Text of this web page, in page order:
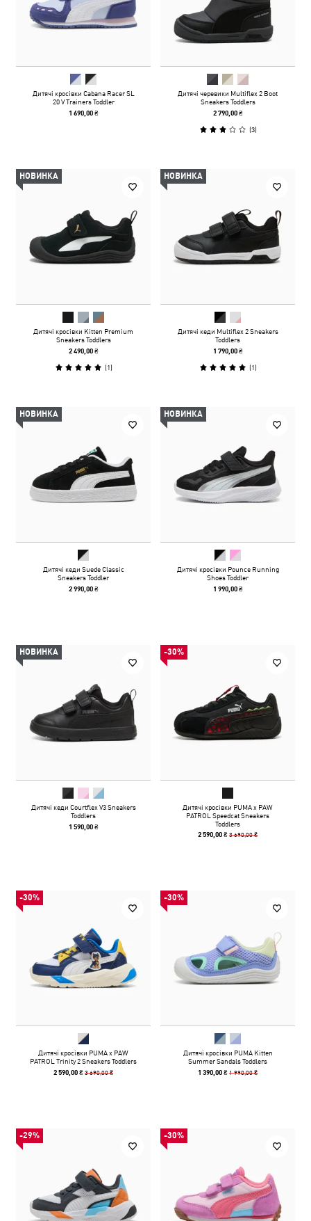
Дитячі кросівки Cabana Racer SL
20 V Trainers Toddler
1 690,00 ₴
Дитячі черевики Multiflex 2 Boot
Sneakers Toddlers
2 790,00 ₴
(3)
НОВИНКА
Дитячі кросівки Kitten Premium
Sneakers Toddlers
2 490,00 ₴
(1)
НОВИНКА
Дитячі кеди Multiflex 2 Sneakers
Toddlers
1 790,00 ₴
(1)
НОВИНКА
Дитячі кеди Suede Classic
Sneakers Toddler
2 990,00 ₴
НОВИНКА
Дитячі кросівки Pounce Running
Shoes Toddler
1 990,00 ₴
НОВИНКА
Дитячі кеди Courtflex V3 Sneakers
Toddlers
1 590,00 ₴
-30%
Дитячі кросівки PUMA x PAW
PATROL Speedcat Sneakers
Toddlers
2 590,00 ₴3 690,00 ₴
-30%
Дитячі кросівки PUMA x PAW
PATROL Trinity 2 Sneakers Toddlers
2 590,00 ₴3 690,00 ₴
-30%
Дитячі кросівки PUMA Kitten
Summer Sandals Toddlers
1 390,00 ₴1 990,00 ₴
-29% -30%